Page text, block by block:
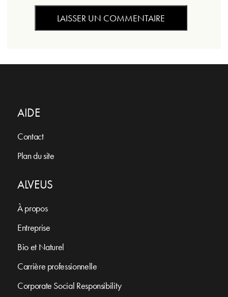
AIDE
Contact
Plan du site
ALVEUS
À propos
Entreprise
Bio et Naturel
Carrière professionnelle
Corporate Social Responsibility